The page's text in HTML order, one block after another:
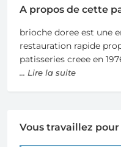
A propos de cette
brioche doree est une
restauration rapide
patisseries creee en
... Lire la suite
Vous travaillez